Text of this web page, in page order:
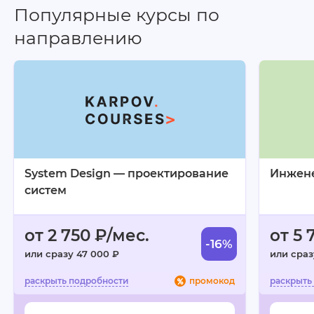
Полученные знания планирую применять на
практике и развиваться дальше, пройдя курс
Hard ML.
разнообразные задания;
активная поддержка;
Минусы:
Популярные курсы по
направлению
System Design — проектирование
систем
от 2 750 ₽/мес.
или сразу 47 000 ₽
-16%
промокод
от 5
или